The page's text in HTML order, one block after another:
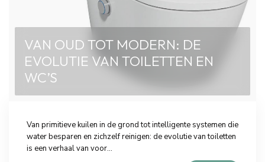
VAN OUD TOT MODERN: DE
EVOLUTIE VAN TOILETTEN EN
WC’S
Van primitieve kuilen in de grond tot intelligente systemen die
water besparen en zichzelf reinigen: de evolutie van toiletten
is een verhaal van voor...